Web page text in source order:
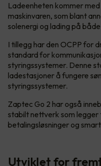
Ladeenheten kommer
maskinvaren, som blant
solenergi og lading på
I tillegg har den OCPP for
standard for
styringssystemer. Denne
ladestasjoner å fungere
styringssystemer.
Zaptec Go 2 har også
stabilt nettverk som
betalingsløsninger og
Utviklet for